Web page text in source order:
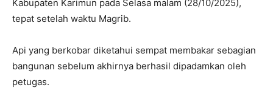
Kabupaten Karimun pada Selasa malam (28/10/2025),
tepat setelah waktu Magrib.
Api yang berkobar diketahui sempat membakar sebagian
bangunan sebelum akhirnya berhasil dipadamkan oleh
petugas.